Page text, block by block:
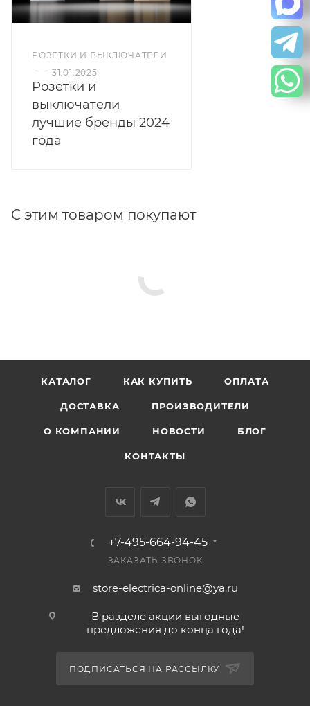
РОЗЕТКИ И ВЫКЛЮЧАТЕЛИ
— 31.01.2025
Розетки и
выключатели
лучшие бренды 2024
года
С этим товаром покупают
КАТАЛОГ КАК КУПИТЬ ОПЛАТА
ДОСТАВКА ПРОИЗВОДИТЕЛИ
О КОМПАНИИ НОВОСТИ БЛОГ
КОНТАКТЫ
+7-495-664-94-45
ЗАКАЗАТЬ ЗВОНОК
store-electrica-online@ya.ru
В разделе акции выгодные
предложения до конца года!
ПОДПИСАТЬСЯ НА РАССЫЛКУ